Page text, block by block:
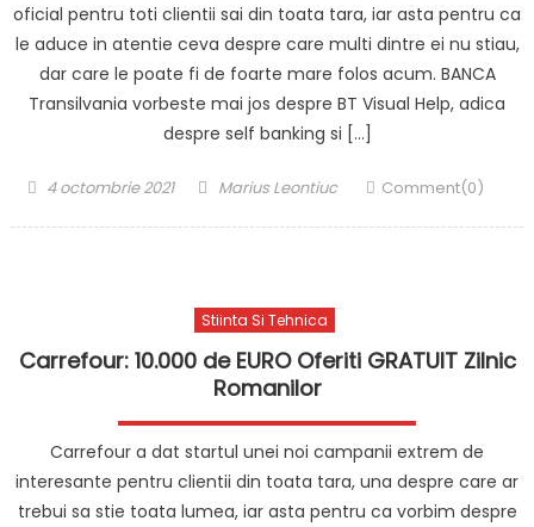
oficial pentru toti clientii sai din toata tara, iar asta pentru ca
le aduce in atentie ceva despre care multi dintre ei nu stiau,
dar care le poate fi de foarte mare folos acum. BANCA
Transilvania vorbeste mai jos despre BT Visual Help, adica
despre self banking si […]
Posted
4 octombrie 2021 Author
Marius Leontiuc Comment(0)
Stiinta Si Tehnica
Carrefour: 10.000 de EURO Oferiti GRATUIT Zilnic
Romanilor
Carrefour a dat startul unei noi campanii extrem de
interesante pentru clientii din toata tara, una despre care ar
trebui sa stie toata lumea, iar asta pentru ca vorbim despre